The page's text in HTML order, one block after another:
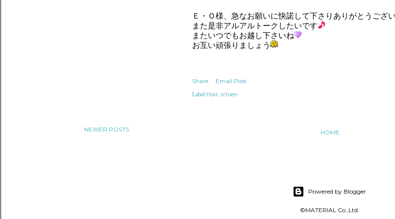
Ｅ・Ｏ様、急なお願いに快諾して下さりありがとうござ
また是非アルアルトークしたいです
またいつでもお越し下さいね
お互い頑張りましょう
Share Email Post
Label Hair ichien
NEWER POSTS HOME
Powered by Blogger
©MATERIAL Co.,Ltd.